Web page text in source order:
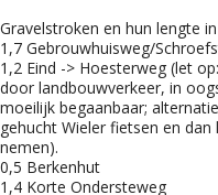
Gravelstroken en hun lengte
1,7 Gebrouwhuisweg/
1,2 Eind -> Hoesterweg (let
door landbouwverkeer, in
moeilijk begaanbaar;
gehucht Wieler fietsen en
nemen).
0,5 Berkenhut
1,4 Korte Ondersteweg